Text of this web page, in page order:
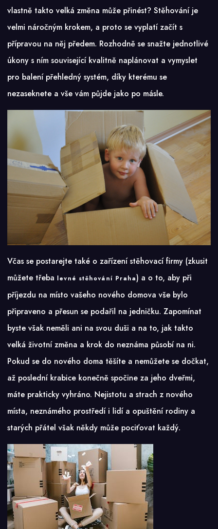
vlastně takto velká změna může přinést? Stěhování je
velmi náročným krokem, a proto se vyplatí začít s
přípravou na něj předem. Rozhodně se snažte jednotlivé
úkony s ním související kvalitně naplánovat a vymyslet
pro balení přehledný systém, díky kterému se
nezaseknete a vše vám půjde jako po másle.
Včas se postarejte také o zařízení stěhovací firmy (zkusit
můžete třeba levné stěhování Praha) a o to, aby při
příjezdu na místo vašeho nového domova vše bylo
připraveno a přesun se podařil na jedničku. Zapomínat
byste však neměli ani na svou duši a na to, jak takto
velká životní změna a krok do neznáma působí na ni.
Pokud se do nového doma těšíte a nemůžete se dočkat,
až poslední krabice konečně spočine za jeho dveřmi,
máte prakticky vyhráno. Nejistotu a strach z nového
místa, neznámého prostředí i lidí a opuštění rodiny a
starých přátel však někdy může pociťovat každý.